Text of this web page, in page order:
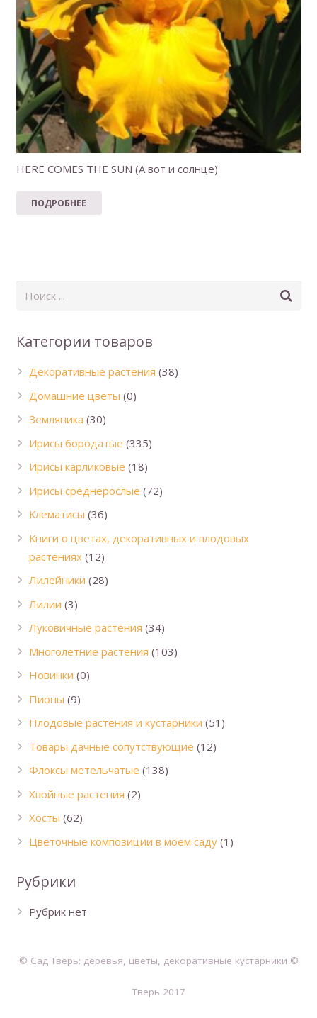
HERE COMES THE SUN (А вот и солнце)
ПОДРОБНЕЕ
Категории товаров
Декоративные растения (38)
Домашние цветы (0)
Земляника (30)
Ирисы бородатые (335)
Ирисы карликовые (18)
Ирисы среднерослые (72)
Клематисы (36)
Книги о цветах, декоративных и плодовых
растениях (12)
Лилейники (28)
Лилии (3)
Луковичные растения (34)
Многолетние растения (103)
Новинки (0)
Пионы (9)
Плодовые растения и кустарники (51)
Товары дачные сопутствующие (12)
Флоксы метельчатые (138)
Хвойные растения (2)
Хосты (62)
Цветочные композиции в моем саду (1)
Рубрики
Рубрик нет
© Сад Тверь: деревья, цветы, декоративные кустарники ©
Тверь 2017